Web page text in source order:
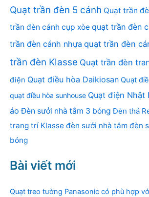
Quạt trần đèn 5 cánh Quạt trần
trần đèn cánh cụp xòe quạt trần đèn
trần đèn cánh nhựa quạt trần đèn
trần đèn Klasse Quạt trần đèn
điện Quạt điều hòa Daikiosan Quạt
quạt điều hòa sunhouse Quạt điện Nhật
áo Đèn sưởi nhà tắm 3 bóng Đèn thả
trang trí Klasse đèn sưởi nhà tắm đèn
bóng
Bài viết mới
Quạt treo tường Panasonic có phù hợp